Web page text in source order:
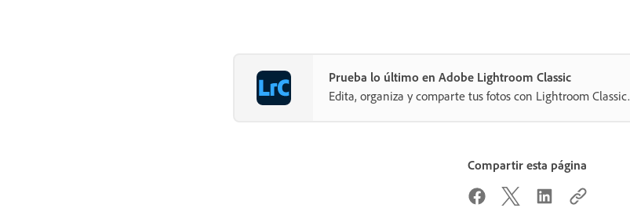
Prueba lo último en Adobe Lightroom Classic
Edita, organiza y comparte tus fotos con Lightroom Classic.
Compartir esta página